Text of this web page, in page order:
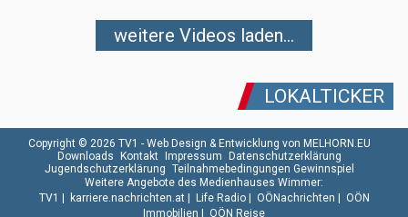
weitere Videos laden...
LOKALTICKER
Copyright © 2026 TV1 - Web Design & Entwicklung von MELHORN.EU
Downloads
Kontakt Impressum
Datenschutzerklärung
Jugendschutzerklärung Teilnahmebedingungen Gewinnspiel
Weitere Angebote des Medienhauses Wimmer:
TV1
karriere.nachrichten.at| Life Radio| OÖNachrichten
OÖN
Immobilien
OÖN Reise